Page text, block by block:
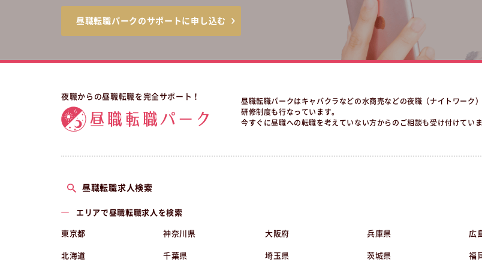
昼職転職パークのサポートに申し込む
夜職からの昼職転職を完全サポート！
昼職転職パークはキャバクラなどの水商売などの夜職（ナイトワーク
研修制度も行なっています。
今すぐに昼職への転職を考えていない方からのご相談も受け付けてい
昼職転職求人検索
エリアで昼職転職求人を検索
東京都 神奈川県 大阪府 兵庫県 広
北海道 千葉県 埼玉県 茨城県 福